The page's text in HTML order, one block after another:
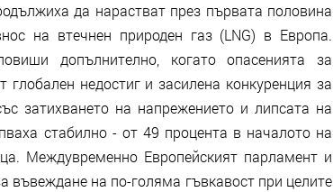
да нарастват през първата половина
на втечнен природен газ (LNG) в Европа.
допълнително, когато опасенията за
недостиг и засилена конкуренция за
затихването на напрежението и липсата на
стабилно - от 49 процента в началото на
Междувременно Европейският парламент и
въвеждане на по-голяма гъвкавост при целите